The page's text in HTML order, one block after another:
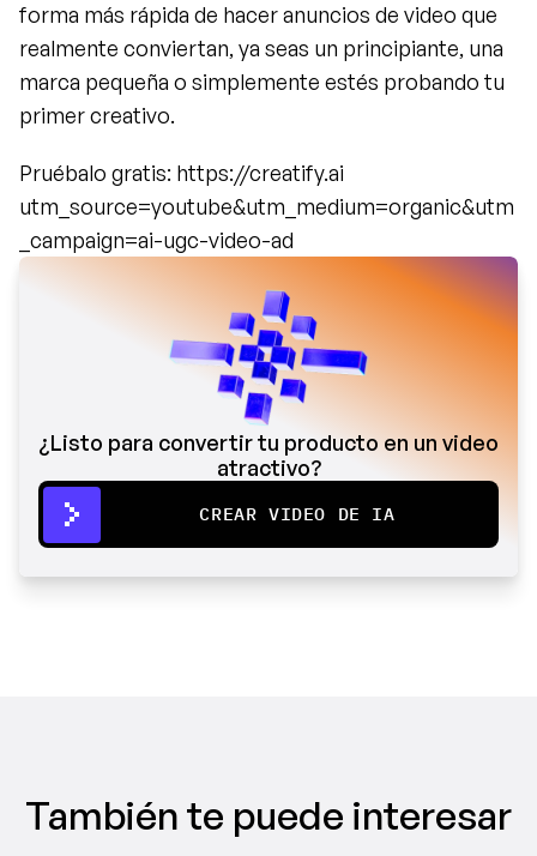
forma más rápida de hacer anuncios de video que
realmente conviertan, ya seas un principiante, una
marca pequeña o simplemente estés probando tu
primer creativo.
Pruébalo gratis: https://creatify.ai
utm_source=youtube&utm_medium=organic&utm
_campaign=ai-ugc-video-ad
¿Listo para convertir tu producto en un video
atractivo?
CREAR VIDEO DE IA
También te puede interesar